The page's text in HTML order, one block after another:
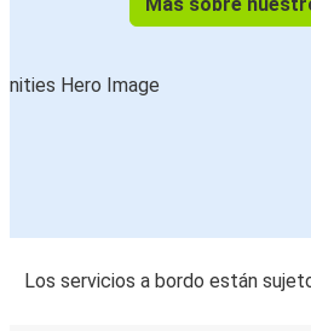
Los servicios a bordo están